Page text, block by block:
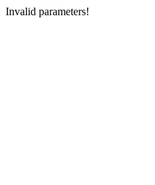
Invalid parameters!